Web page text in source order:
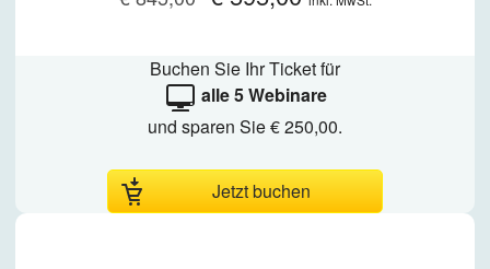
Buchen Sie Ihr Ticket für
alle 5 Webinare
und sparen Sie € 250,00.
Jetzt buchen